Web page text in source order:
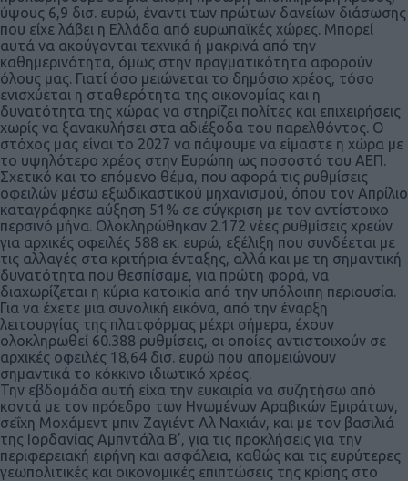
ύψους 6,9 δισ. ευρώ, έναντι των πρώτων δανείων διάσωσης
που είχε λάβει η Ελλάδα από ευρωπαϊκές χώρες. Μπορεί
αυτά να ακούγονται τεχνικά ή μακρινά από την
καθημερινότητα, όμως στην πραγματικότητα αφορούν
όλους μας. Γιατί όσο μειώνεται το δημόσιο χρέος, τόσο
ενισχύεται η σταθερότητα της οικονομίας και η
δυνατότητα της χώρας να στηρίζει πολίτες και επιχειρήσεις
χωρίς να ξανακυλήσει στα αδιέξοδα του παρελθόντος. Ο
στόχος μας είναι το 2027 να πάψουμε να είμαστε η χώρα με
το υψηλότερο χρέος στην Ευρώπη ως ποσοστό του ΑΕΠ.
Σχετικό και το επόμενο θέμα, που αφορά τις ρυθμίσεις
οφειλών μέσω εξωδικαστικού μηχανισμού, όπου τον Απρίλιο
καταγράφηκε αύξηση 51% σε σύγκριση με τον αντίστοιχο
περσινό μήνα. Ολοκληρώθηκαν 2.172 νέες ρυθμίσεις χρεών
για αρχικές οφειλές 588 εκ. ευρώ, εξέλιξη που συνδέεται με
τις αλλαγές στα κριτήρια ένταξης, αλλά και με τη σημαντική
δυνατότητα που θεσπίσαμε, για πρώτη φορά, να
διαχωρίζεται η κύρια κατοικία από την υπόλοιπη περιουσία.
Για να έχετε μια συνολική εικόνα, από την έναρξη
λειτουργίας της πλατφόρμας μέχρι σήμερα, έχουν
ολοκληρωθεί 60.388 ρυθμίσεις, οι οποίες αντιστοιχούν σε
αρχικές οφειλές 18,64 δισ. ευρώ που απομειώνουν
σημαντικά το κόκκινο ιδιωτικό χρέος.
Την εβδομάδα αυτή είχα την ευκαιρία να συζητήσω από
κοντά με τον πρόεδρο των Ηνωμένων Αραβικών Εμιράτων,
σεΐχη Μοχάμεντ μπιν Ζαγιέντ Αλ Ναχιάν, και με τον βασιλιά
της Ιορδανίας Αμπντάλα Β’, για τις προκλήσεις για την
περιφερειακή ειρήνη και ασφάλεια, καθώς και τις ευρύτερες
γεωπολιτικές και οικονομικές επιπτώσεις της κρίσης στο